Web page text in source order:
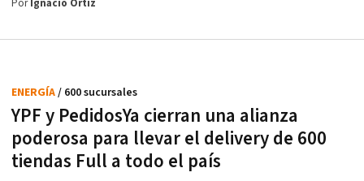
PorIgnacio Ortiz
YPF y PedidosYa cierran una alianza
poderosa para llevar el delivery de 600
tiendas Full a todo el país
ENERGÍA/ 600 sucursales